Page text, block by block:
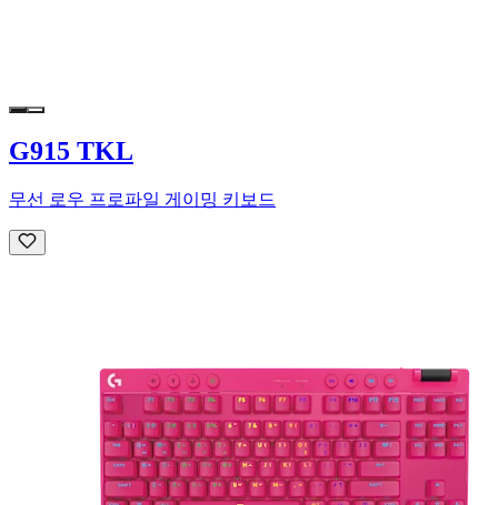
G915 TKL
무선 로우 프로파일 게이밍 키보드